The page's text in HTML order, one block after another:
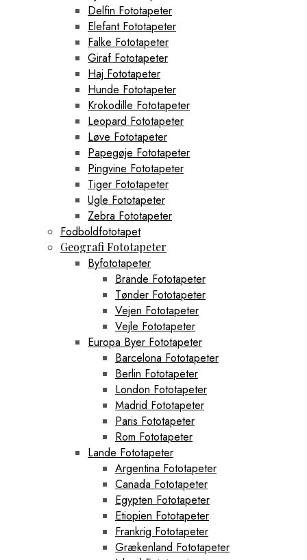
Delfin Fototapeter
Elefant Fototapeter
Falke Fototapeter
Giraf Fototapeter
Haj Fototapeter
Hunde Fototapeter
Krokodille Fototapeter
Leopard Fototapeter
Løve Fototapeter
Papegøje Fototapeter
Pingvine Fototapeter
Tiger Fototapeter
Ugle Fototapeter
Zebra Fototapeter
Fodboldfototapet
Geografi Fototapeter
Byfototapeter
Brande Fototapeter
Tønder Fototapeter
Vejen Fototapeter
Vejle Fototapeter
Europa Byer Fototapeter
Barcelona Fototapeter
Berlin Fototapeter
London Fototapeter
Madrid Fototapeter
Paris Fototapeter
Rom Fototapeter
Lande Fototapeter
Argentina Fototapeter
Canada Fototapeter
Egypten Fototapeter
Etiopien Fototapeter
Frankrig Fototapeter
Grækenland Fototapeter